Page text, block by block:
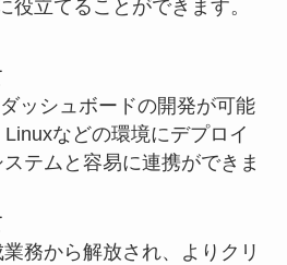
役立てることができます。
ッシュボードの開発が可能
などの環境にデプロイ
テムと容易に連携ができま
務から解放され、よりクリ